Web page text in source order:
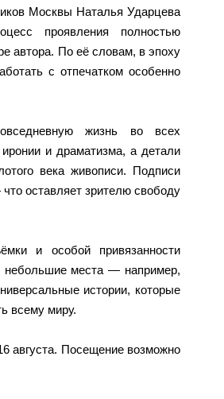
Москвы Наталья Ударцева
проявления полностью
автора. По её словам, в эпоху
с отпечатком особенно
жизнь во всех
и драматизма, а детали
века живописи. Подписи
оставляет зрителю свободу
и особой привязанности
небольшие места — например,
истории, которые
всему миру.
августа. Посещение возможно